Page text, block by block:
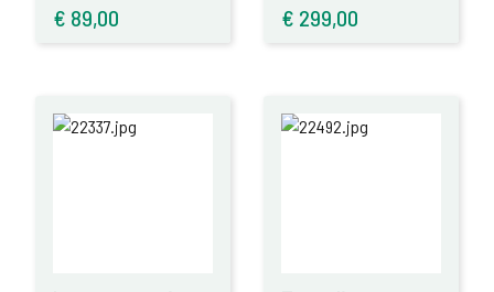
€ 89,00 € 299,00